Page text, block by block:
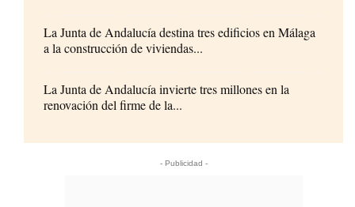
La Junta de Andalucía destina tres edificios en Málaga
a la construcción de viviendas...
La Junta de Andalucía invierte tres millones en la
renovación del firme de la...
- Publicidad -